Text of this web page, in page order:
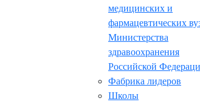
медицинских и
фармацевтических
Министерства
здравоохранения
Российской
Фабрика лидеров
Школы